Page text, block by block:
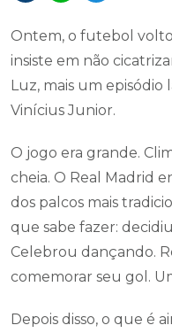
Ontem, o futebol
insiste em não
Luz, mais um
Vinícius Junior.
O jogo era grande.
cheia. O Real Madrid
dos palcos mais
que sabe fazer:
Celebrou dançando.
comemorar seu gol.
Depois disso, o que é